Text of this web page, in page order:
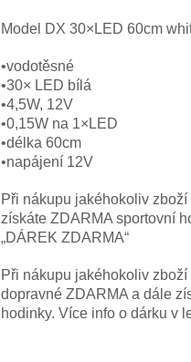
Model DX 30×LED 60cm
•vodotěsné
•30× LED bílá
•4,5W, 12V
•0,15W na 1×LED
•délka 60cm
•napájení 12V
Při nákupu jakéhokoliv
získáte ZDARMA sportovní
„DÁREK ZDARMA“
Při nákupu jakéhokoliv
dopravné ZDARMA a dále
hodinky. Více info o dárku v